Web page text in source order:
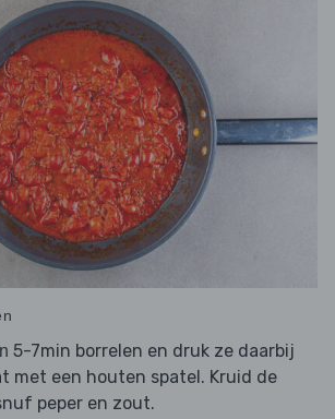
5-7min borrelen en druk ze daarbij
met een houten spatel. Kruid de
peper en zout.